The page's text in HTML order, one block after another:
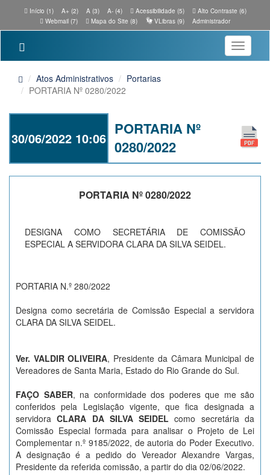
Início (1) A+ (2) A (3) A- (4) Acessibilidade (5)
Alto Contraste (6)
Webmail (7)
Mapa do Site (8) VLibras (9) Administrador
Toggle
Atos Administrativos
Portarias
PORTARIA Nº 0280/2022
30/06/2022 10:06
PORTARIA Nº
0280/2022
PORTARIA Nº 0280/2022
DESIGNA COMO SECRETÁRIA DE COMISSÃO
ESPECIAL A SERVIDORA CLARA DA SILVA SEIDEL.
PORTARIA N.º 280/2022
Designa como secretária de Comissão Especial a servidora
CLARA DA SILVA SEIDEL.
Ver. VALDIR OLIVEIRA, Presidente da Câmara Municipal de
Vereadores de Santa Maria, Estado do Rio Grande do Sul.
FAÇO SABER, na conformidade dos poderes que me são
conferidos pela Legislação vigente, que fica designada a
servidoraCLARA DA SILVA SEIDELcomo secretária da
Comissão Especial formada para analisar o Projeto de Lei
Complementar n.º 9185/2022, de autoria do Poder Executivo.
A designação é a pedido do Vereador Alexandre Vargas,
Presidente da referida comissão, a partir do dia 02/06/2022.